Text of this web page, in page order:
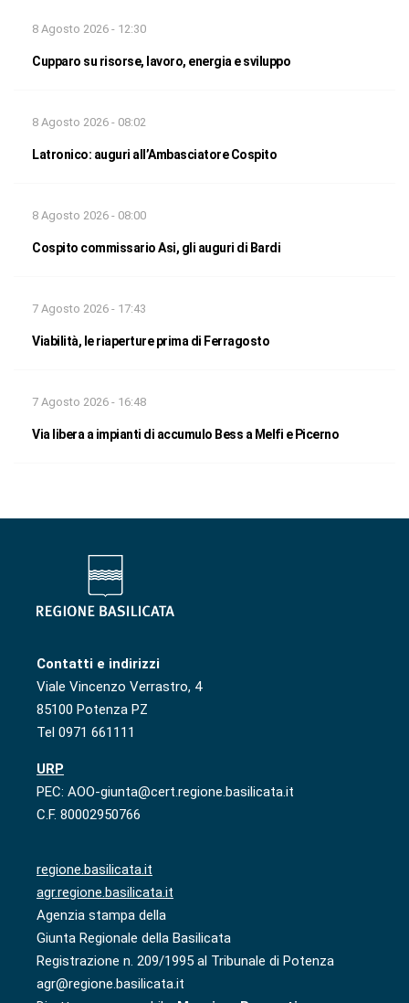
8 Agosto 2026 - 12:30
Cupparo su risorse, lavoro, energia e sviluppo
8 Agosto 2026 - 08:02
Latronico: auguri all’Ambasciatore Cospito
8 Agosto 2026 - 08:00
Cospito commissario Asi, gli auguri di Bardi
7 Agosto 2026 - 17:43
Viabilità, le riaperture prima di Ferragosto
7 Agosto 2026 - 16:48
Via libera a impianti di accumulo Bess a Melfi e Picerno
Contatti e indirizzi
Viale Vincenzo Verrastro, 4
85100 Potenza PZ
Tel 0971 661111
URP
PEC: AOO-giunta@cert.regione.basilicata.it
C.F. 80002950766
regione.basilicata.it
agr.regione.basilicata.it
Agenzia stampa della
Giunta Regionale della Basilicata
Registrazione n. 209/1995 al Tribunale di Potenza
agr@regione.basilicata.it